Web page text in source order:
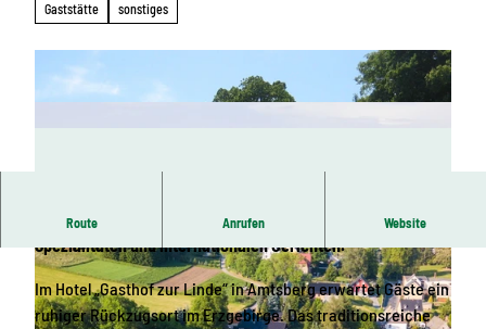
Gaststätte sonstiges
Route Anrufen Website
Einladendes Restaurant mit einer Vielzahl an regionalen
Spezialitäten und internationalen Gerichten.
Im Hotel „Gasthof zur Linde“ in Amtsberg erwartet Gäste ein
ruhiger Rückzugsort im Erzgebirge. Das traditionsreiche